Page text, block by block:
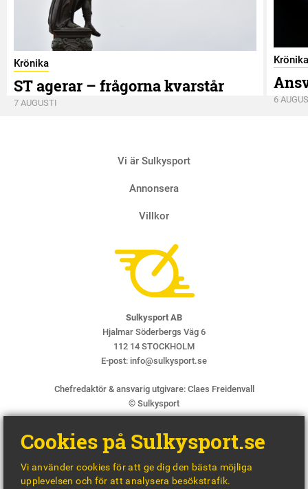
Krönika
ST agerar – frågorna kvarstår
7 AUGUSTI
Krönika
6
Vi är Sulkysport
Annonsera
Villkor
Sulkysport AB
Hjalmar Söderbergs Väg 6
112 14 STOCKHOLM
E-post: info@sulkysport.se
Chefredaktör & ansvarig utgivare: Claes Freidenvall
© Sulkysport
Cookies på Sulkysport.se
Vi använder cookies för att ge dig den bästa möjliga
upplevelsen och för att analysera besökstrafik.